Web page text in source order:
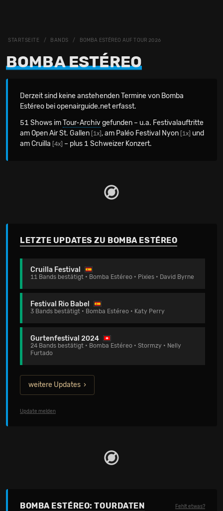
STARTSEITE BANDS BOMBA ESTÉREO AUF TOUR 2026
BOMBA ESTÉREO
Derzeit sind keine anstehenden Termine von Bomba
Estéreo bei openairguide.net erfasst.
51 Shows imTour-Archivgefunden – u.a. Festivalauftritte
am Open Air St. Gallen [1x] , am Paléo Festival Nyon [1x] und
am Cruilla [4x] – plus 1 Schweizer Konzert.
LETZTE UPDATES ZU BOMBA ESTÉREO
Cruilla Festival
11 Bands bestätigt • Bomba Estéreo • Pixies • David Byrne
Festival Rio Babel
3 Bands bestätigt • Bomba Estéreo • Katy Perry
Gurtenfestival 2024
24 Bands bestätigt • Bomba Estéreo • Stormzy • Nelly
Furtado
weitere Updates
Update melden
BOMBA ESTÉREO: TOURDATEN Fehlt etwas?